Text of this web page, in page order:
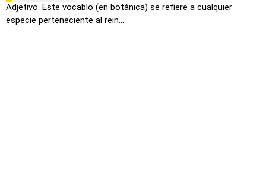
Adjetivo. Este vocablo (en botánica) se refiere a cualquier
especie perteneciente al rein...